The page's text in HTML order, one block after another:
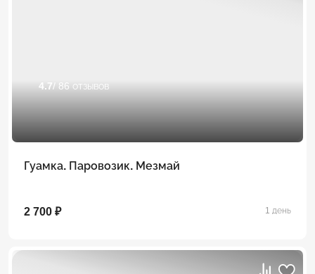
4.7/ 86 отзывов
Гуамка. Паровозик. Мезмай
2 700 ₽ 1 день